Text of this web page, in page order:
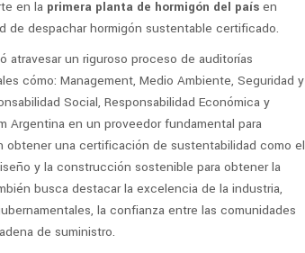
en la primera planta de hormigón del paísen
despachar hormigón sustentable certificado.
un riguroso proceso de auditorías
cómo: Management, Medio Ambiente, Seguridad y
Social, Responsabilidad Económica y
Argentina en un proveedor fundamental para
una certificación de sustentabilidad como el
y la construcción sostenible para obtener la
busca destacar la excelencia de la industria,
la confianza entre las comunidades
de suministro.